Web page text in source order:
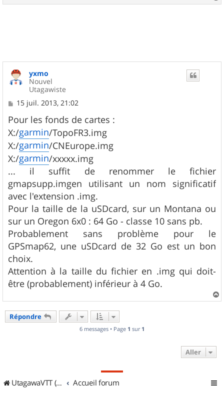
a
yxmo
Nouvel
Utagawiste
M
s
s
a
g
e
15 juil. 2013, 21:02
Pour les fonds de cartes :
X:/garmin/TopoFR3.img
X:/garmin/CNEurope.img
X:/garmin/xxxxx.img
... il suffit de renommer le fichier
gmapsupp.imgen utilisant un nom significatif
avec l'extension .img.
Pour la taille de la uSDcard, sur un Montana ou
sur un Oregon 6x0 : 64 Go - classe 10 sans pb.
Probablement sans problème pour le
GPSmap62, une uSDcard de 32 Go est un bon
choix.
Attention à la taille du fichier en .img qui doit-
être (probablement) inférieur à 4 Go.
a
Répondre
6 messages • Page 1 sur 1
Aller
UtagawaVTT (Randos VTT et VTTAE avec traces GPS) Accueil forum